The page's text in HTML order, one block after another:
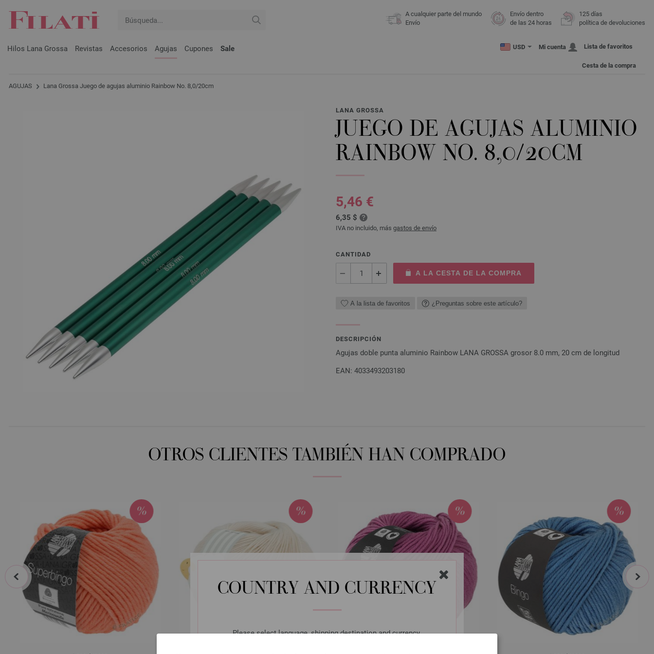
COUNTRY AND CURRENCY
Please select language, shipping destination and currency.
A cualquier parte del mundo
Envío
Envío dentro
de las 24 horas
125 días
política de devoluciones
Hilos Lana Grossa Revistas Accesorios Agujas Cupones Sale USD Mi cuenta Lista de favoritos
Cesta de la compra
AGUJAS Lana Grossa Juego de agujas aluminio Rainbow No. 8,0/20cm
LANA GROSSA
JUEGO DE AGUJAS ALUMINIO
RAINBOW NO. 8,0/20CM
5,46 €
6,35 $
IVA no incluido, más gastos de envío
CANTIDAD
A LA CESTA DE LA COMPRA
A la lista de favoritos ¿Preguntas sobre este artículo?
DESCRIPCIÓN
Agujas doble punta aluminio Rainbow LANA GROSSA grosor 8.0 mm, 20 cm de longitud
EAN: 4033493203180
OTROS CLIENTES TAMBIÉN HAN COMPRADO
prev next